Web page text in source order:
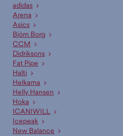
adidas
Arena
Asics
Björn Borg
CCM
Didriksons
Fat Pipe
Halti
Helkama
Helly Hansen
Hoka
ICANIWILL
Icepeak
New Balance